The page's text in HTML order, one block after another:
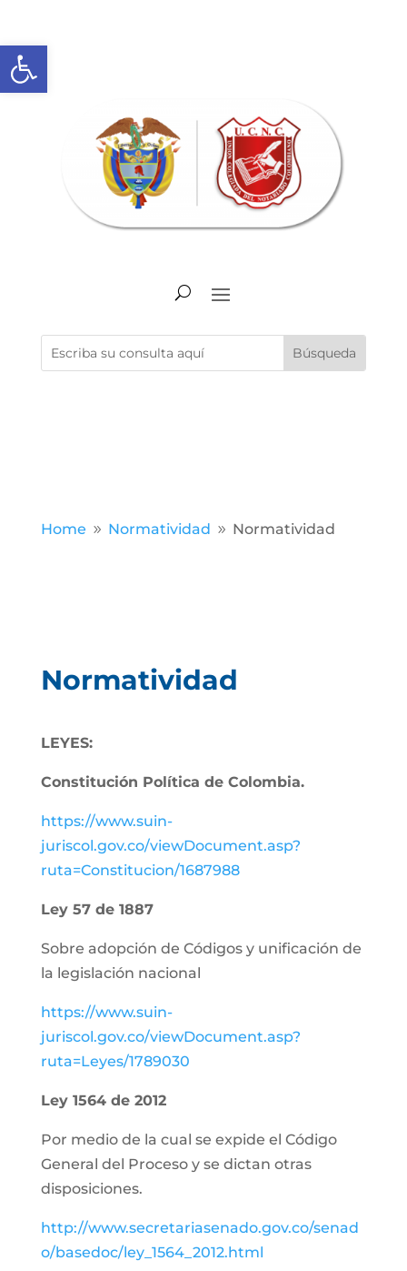
Abrir barra de herramientas
Home 9 Normatividad 9 Normatividad
Normatividad
LEYES:
Constitución Política de Colombia.
https://www.suin-
juriscol.gov.co/viewDocument.asp?
ruta=Constitucion/1687988
Ley 57 de 1887
Sobre adopción de Códigos y unificación de
la legislación nacional
https://www.suin-
juriscol.gov.co/viewDocument.asp?
ruta=Leyes/1789030
Ley 1564 de 2012
Por medio de la cual se expide el Código
General del Proceso y se dictan otras
disposiciones.
http://www.secretariasenado.gov.co/senad
o/basedoc/ley_1564_2012.html